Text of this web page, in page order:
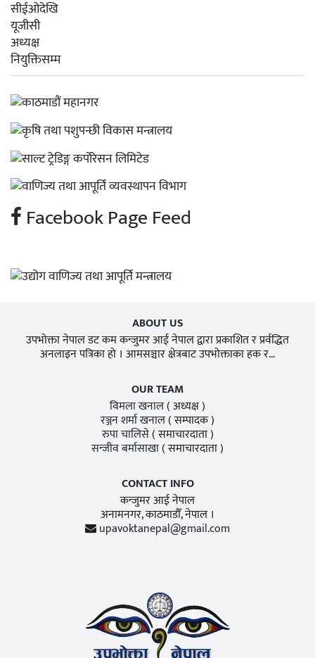
Facebook Page Feed
ABOUT US
उपभोक्ता नेपाल डट कम कन्जुमर आई नेपाल द्वारा प्रकाशित र प्रर्वद्धित
अनलाइन पत्रिका हो । आमसञ्चार क्षेत्रबाट उपभोक्ताका हक र...
OUR TEAM
विमला खनाल( अध्यक्ष )
रञ्जन शर्मा खनाल( सम्पादक )
रुपा चालिसे( समाचारदाता )
सन्जीव बर्मासाखा( समाचारदाता )
CONTACT INFO
कन्जुमर आई नेपाल
अनामनगर, काठमाडाैँ, नेपाल ।
upavoktanepal@gmail.com